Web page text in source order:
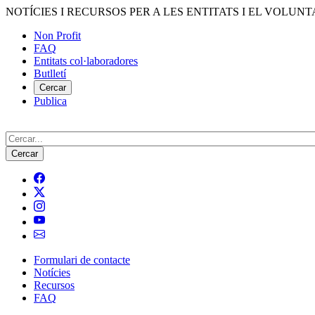
Vés
contingut
NOTÍCIES I RECURSOS PER A LES ENTITATS I EL
Menú
del
compte
d'usuari
Non Profit
FAQ
Entitats col·laboradores
Butlletí
Cercar
Publica
Cerca
Navegació
principal
Formulari de contacte
Notícies
Recursos
FAQ